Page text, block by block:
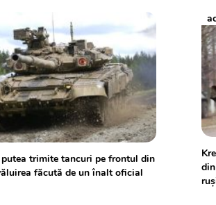
trimite tancuri pe frontul din
făcută de un înalt oficial